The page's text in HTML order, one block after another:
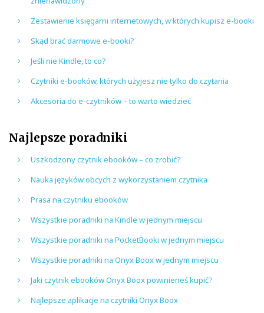
Zestawienie księgarni internetowych, w których kupisz e-booki
Skąd brać darmowe e-booki?
Jeśli nie Kindle, to co?
Czytniki e-booków, których użyjesz nie tylko do czytania
Akcesoria do e-czytników – to warto wiedzieć
Najlepsze poradniki
Uszkodzony czytnik ebooków – co zrobić?
Nauka języków obcych z wykorzystaniem czytnika
Prasa na czytniku ebooków
Wszystkie poradniki na Kindle w jednym miejscu
Wszystkie poradniki na PocketBooki w jednym miejscu
Wszystkie poradniki na Onyx Boox w jednym miejscu
Jaki czytnik ebooków Onyx Boox powinieneś kupić?
Najlepsze aplikacje na czytniki Onyx Boox